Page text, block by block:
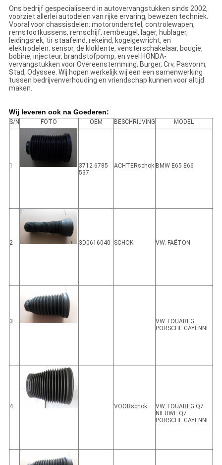
Ons bedrijf gespecialiseerd in autovervangstukken sinds 2002,
voorziet allerlei autodelen van rijke ervaring, bewezen techniek.
Vooral voor chassisdelen: motoronderstel, controlewapen,
remstootkussens, remschijf, rembeugel, lager, hublager,
leidingsrek, tir staafeind, rekeind, kogelgewricht, en
elektrodelen: sensor, de kloklente, vensterschakelaar, bougie,
bobine, injecteur, brandstofpomp, en veel HONDA-
vervangstukken voor Overeenstemming, Burger, Crv, Pasvorm,
Stad, Odyssee. Wij hopen werkelijk wij een een samenwerking
tussen bedrijvenverhouding en vriendschap kunnen voor altijd
maken.
Wij leveren ook na Goederen:
S/N FOTO OEM BESCHRIJVING MODEL
1
3712 6785
537
ACHTERschok BMW E65 E66
2 3D0616040 SCHOK VW. FAËTON
3
VW.TOUAREG
PORSCHE CAYENNE
4 VOORschok
VW.TOUAREG Q7
NIEUWE Q7
PORSCHE CAYENNE